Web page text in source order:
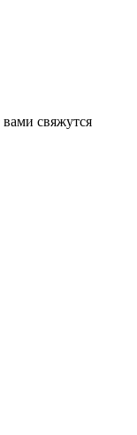
вами свяжутся